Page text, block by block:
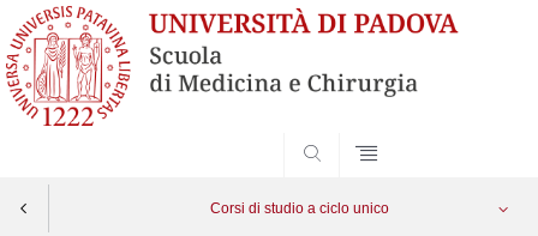
Corsi di studio a ciclo unico